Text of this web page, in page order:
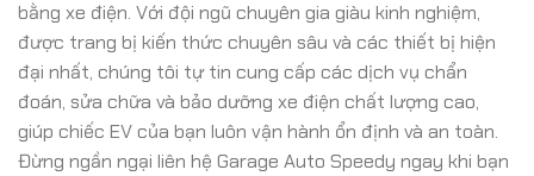
bằng xe điện. Với đội ngũ chuyên gia giàu kinh nghiệm,
được trang bị kiến thức chuyên sâu và các thiết bị hiện
đại nhất, chúng tôi tự tin cung cấp các dịch vụ chẩn
đoán, sửa chữa và bảo dưỡng xe điện chất lượng cao,
giúp chiếc EV của bạn luôn vận hành ổn định và an toàn.
Đừng ngần ngại liên hệ Garage Auto Speedy ngay khi bạn